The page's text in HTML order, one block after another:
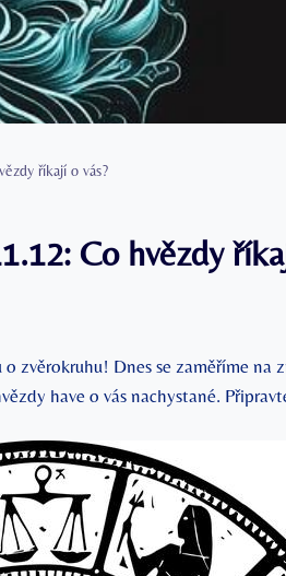
říkají o vás?
Co hvězdy
zvěrokruhu! Dnes se zaměříme na
have o vás nachystané.